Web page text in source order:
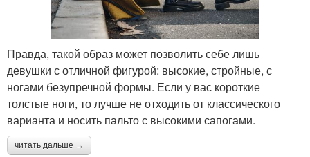
Правда, такой образ может позволить себе лишь
девушки с отличной фигурой: высокие, стройные, с
ногами безупречной формы. Если у вас короткие
толстые ноги, то лучше не отходить от классического
варианта и носить пальто с высокими сапогами.
читать дальше →